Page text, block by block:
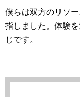
僕らは双方のリソ
指しました。体験
じです。